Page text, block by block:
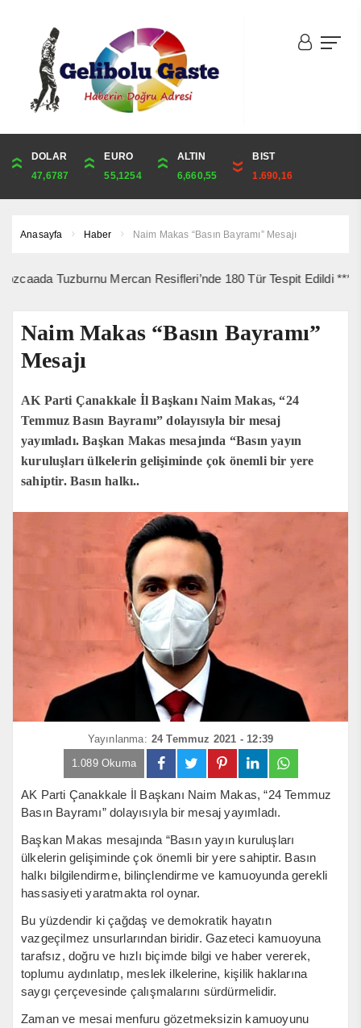
DOLAR
47,6787
EURO
55,1254
ALTIN
6,660,55
BIST
1.690,16
ONS
4,341,81
ALTIN
6,660,55
ÇEYREK
10,889,99
CUMHURİYET
44,750,00
Anasayfa Haber Naim Makas “Basın Bayramı” Mesajı
Tuzburnu Mercan Resifleri’nde 180 Tür Tespit Edildi *** 10
Naim Makas “Basın Bayramı”
Mesajı
AK Parti Çanakkale İl Başkanı Naim Makas, “24
Temmuz Basın Bayramı” dolayısıyla bir mesaj
yayımladı. Başkan Makas mesajında “Basın yayın
kuruluşları ülkelerin gelişiminde çok önemli bir yere
sahiptir. Basın halkı..
Yayınlanma: 24 Temmuz 2021 - 12:39
1.089 Okuma
AK Parti Çanakkale İl Başkanı Naim Makas, “24 Temmuz
Basın Bayramı” dolayısıyla bir mesaj yayımladı.
Başkan Makas mesajında “Basın yayın kuruluşları
ülkelerin gelişiminde çok önemli bir yere sahiptir. Basın
halkı bilgilendirme, bilinçlendirme ve kamuoyunda gerekli
hassasiyeti yaratmakta rol oynar.
Bu yüzdendir ki çağdaş ve demokratik hayatın
vazgeçilmez unsurlarından biridir. Gazeteci kamuoyuna
tarafsız, doğru ve hızlı biçimde bilgi ve haber vererek,
toplumu aydınlatıp, meslek ilkelerine, kişilik haklarına
saygı çerçevesinde çalışmalarını sürdürmelidir.
Zaman ve mesai menfuru gözetmeksizin kamuoyunu